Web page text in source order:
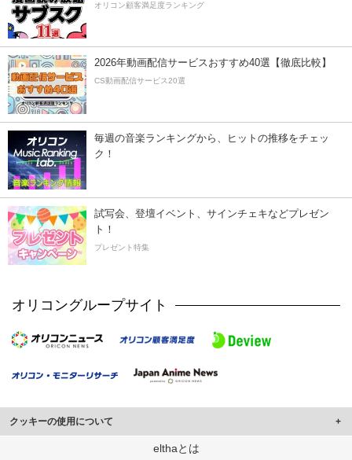
オリコン顧客満足度ランキング
2026年動画配信サービスおすすめ40選【徹底比較】
CS動画配信サービス20選
毎週の音楽ランキングから、ヒットの推移をチェッ
ク！
試写会、登壇イベント、サインチェキなどプレゼン
ト！
プレゼント特集
オリコングループサイト
クッキーの使用について
このサイトでは Cookie を使用して、ユーザーに合わせたコンテンツや広告の
elthaとは